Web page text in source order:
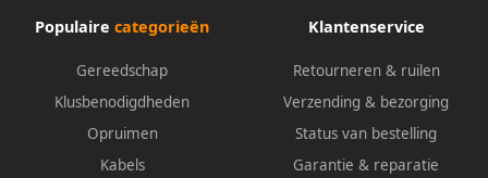
Populaire categorieën
Gereedschap
Klusbenodigdheden
Opruimen
Kabels
Klantenservice
Retourneren & ruilen
Verzending & bezorging
Status van bestelling
Garantie & reparatie